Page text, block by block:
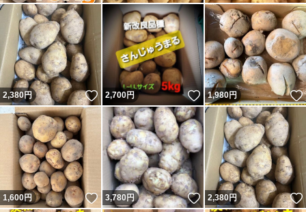
注文から発送まで原則1～3日のお時間を頂きます。
特に、金曜日遅く～日曜日のご注文は郵便局の集配がない
ため、月曜日に発送が集約されます。
また、大雪や大雨などの災害で郵便局が止まった際は、復
旧まで発送が止まります。
2,380円 いいね！
2,700円 いいね！
1,980円
1,600円 いいね！
3,780円 いいね！
2,380円